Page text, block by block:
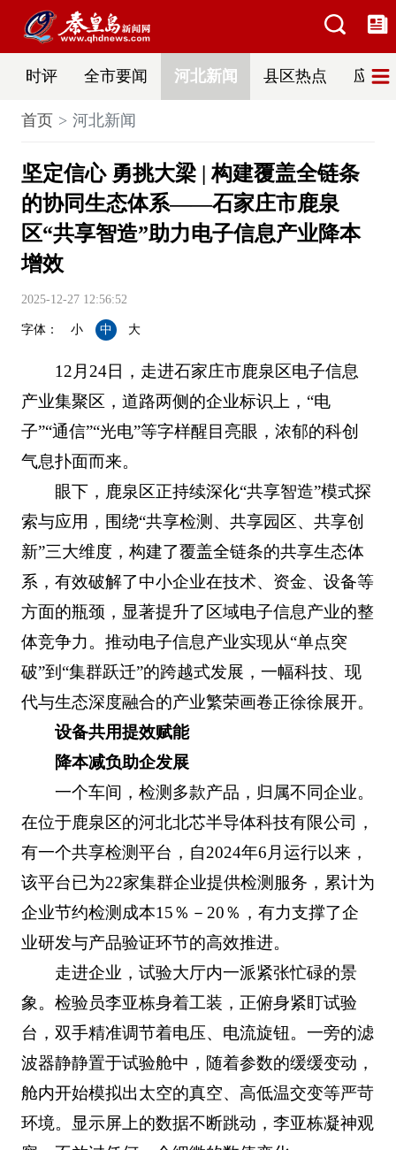
时评 全市要闻 河北新闻 县区热点 应急
首页 河北新闻
坚定信心 勇挑大梁 | 构建覆盖全链条
的协同生态体系——石家庄市鹿泉
区“共享智造”助力电子信息产业降本
增效
2025-12-27 12:56:52
字体： 小 中 大
12月24日，走进石家庄市鹿泉区电子信息
产业集聚区，道路两侧的企业标识上，“电
子”“通信”“光电”等字样醒目亮眼，浓郁的科创
气息扑面而来。
眼下，鹿泉区正持续深化“共享智造”模式探
索与应用，围绕“共享检测、共享园区、共享创
新”三大维度，构建了覆盖全链条的共享生态体
系，有效破解了中小企业在技术、资金、设备等
方面的瓶颈，显著提升了区域电子信息产业的整
体竞争力。推动电子信息产业实现从“单点突
破”到“集群跃迁”的跨越式发展，一幅科技、现
代与生态深度融合的产业繁荣画卷正徐徐展开。
设备共用提效赋能
降本减负助企发展
一个车间，检测多款产品，归属不同企业。
在位于鹿泉区的河北北芯半导体科技有限公司，
有一个共享检测平台，自2024年6月运行以来，
该平台已为22家集群企业提供检测服务，累计为
企业节约检测成本15％－20％，有力支撑了企
业研发与产品验证环节的高效推进。
走进企业，试验大厅内一派紧张忙碌的景
象。检验员李亚栋身着工装，正俯身紧盯试验
台，双手精准调节着电压、电流旋钮。一旁的滤
波器静静置于试验舱中，随着参数的缓缓变动，
舱内开始模拟出太空的真空、高低温交变等严苛
环境。显示屏上的数据不断跳动，李亚栋凝神观